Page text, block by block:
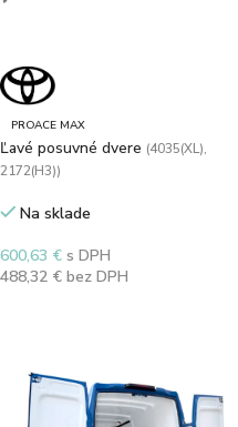
PROACE MAX
Ľavé posuvné dvere (4035(XL),
2172(H3))
Na sklade
600,63 € s DPH
488,32 € bez DPH